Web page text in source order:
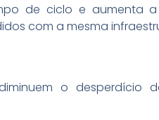
de ciclo e aumenta
com a mesma
o desperdício